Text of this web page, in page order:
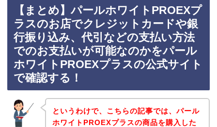
【まとめ】パールホワイトPROEXプ
ラスのお店でクレジットカードや銀
行振り込み、代引などの支払い方法
でのお支払いが可能なのかをパール
ホワイトPROEXプラスの公式サイト
で確認する！
というわけで、こちらの記事では、パール
ホワイトPROEXプラスの商品を購入した